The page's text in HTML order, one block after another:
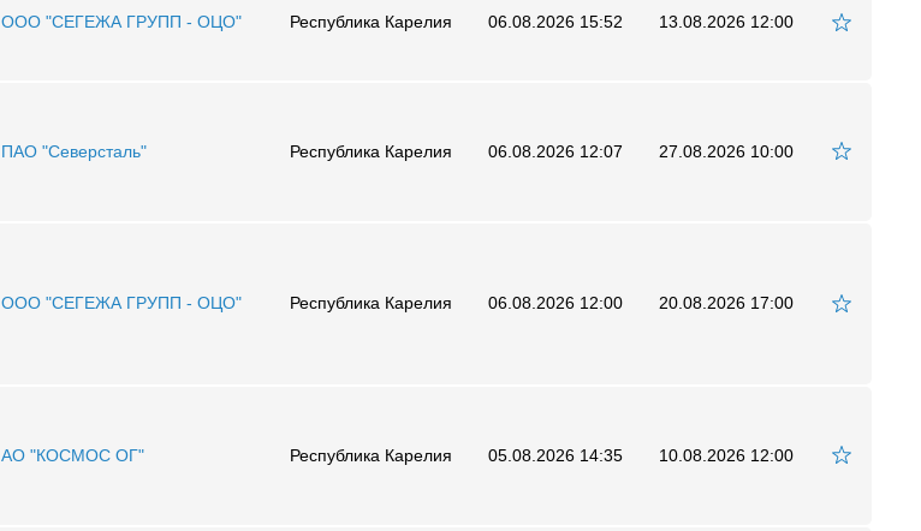
ООО "СЕГЕЖА ГРУПП - ОЦО" Республика Карелия 06.08.2026 15:52 13.08.2026 12:00
ПАО "Северсталь" Республика Карелия 06.08.2026 12:07 27.08.2026 10:00
ООО "СЕГЕЖА ГРУПП - ОЦО" Республика Карелия 06.08.2026 12:00 20.08.2026 17:00
АО "КОСМОС ОГ" Республика Карелия 05.08.2026 14:35 10.08.2026 12:00